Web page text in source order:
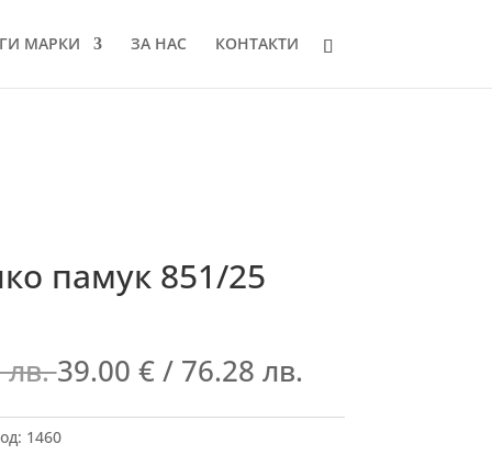
МАРКИ ЗА НАС КОНТАКТИ
памук 851/25
лв.39.00 €/ 76.28 лв.
1460